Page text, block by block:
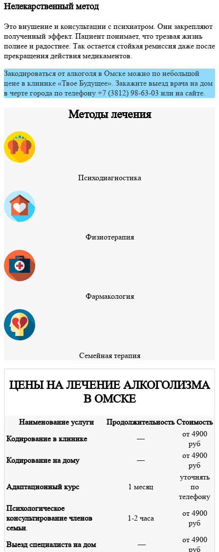
Нелекарственный метод
Это внушение и консультации с психиатром. Они закрепляют
полученный эффект. Пациент понимает, что трезвая жизнь
полнее и радостнее. Так остается стойкая ремиссия даже после
прекращения действия медикаментов.
Закодироваться от алкоголя в Омске можно по небольшой
цене в клинике «Твое Будущее». Закажите выезд врача на дом
в черте города по телефону +7 (3812) 98-63-03 или на сайте.
Методы лечения
Психодиагностика
Физиотерапия
Фармакология
Семейная терапия
ЦЕНЫ НА ЛЕЧЕНИЕ АЛКОГОЛИЗМА
В ОМСКЕ
Наименование услуги Продолжительность Стоимость
Кодирование в клинике
—
от 4900
руб
Кодирование на дому
—
от 4900
руб
Адаптационный курс 1 месяц
уточнять
по
телефону
Психологическое
консультирование членов
семьи.
1-2 часа
от 4900
руб
Выезд специалиста на дом —
от 4900
руб